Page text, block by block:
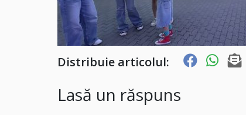
Distribuie articolul:
Lasă un răspuns